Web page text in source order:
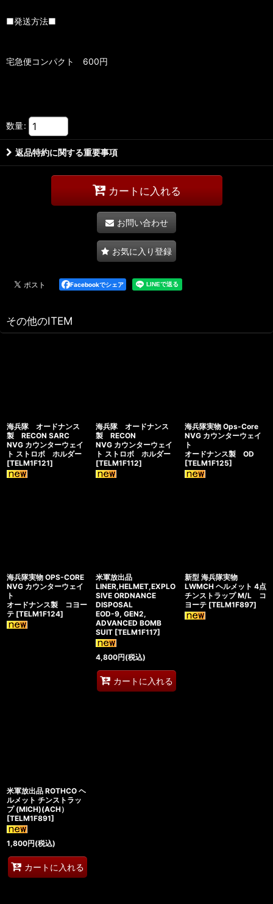
■発送方法■
宅急便コンパクト 600円
数量:
返品特約に関する重要事項
カートに入れる
お問い合わせ
お気に入り登録
Facebookでシェア
その他のITEM
海兵隊 オードナンス
製 RECON SARC
NVG カウンターウェイ
ト ストロボ ホルダー
[TELM1F121]
海兵隊 オードナンス
製 RECON
NVG カウンターウェイ
ト ストロボ ホルダー
[TELM1F112]
海兵隊実物 Ops-Core
NVG カウンターウェイ
ト
オードナンス製 OD
[TELM1F125]
海兵隊実物 OPS-CORE
NVG カウンターウェイ
ト
オードナンス製 コヨー
テ [TELM1F124]
米軍放出品
LINER,HELMET,EXPLO
SIVE ORDNANCE
DISPOSAL
EOD-9, GEN2,
ADVANCED BOMB
SUIT [TELM1F117]
4,800円(税込)
カートに入れる
新型 海兵隊実物
LWMCH ヘルメット 4点
チンストラップ M/L コ
ヨーテ [TELM1F897]
米軍放出品 ROTHCO ヘ
ルメット チンストラッ
プ (MICH)(ACH）
[TELM1F891]
1,800円(税込)
カートに入れる